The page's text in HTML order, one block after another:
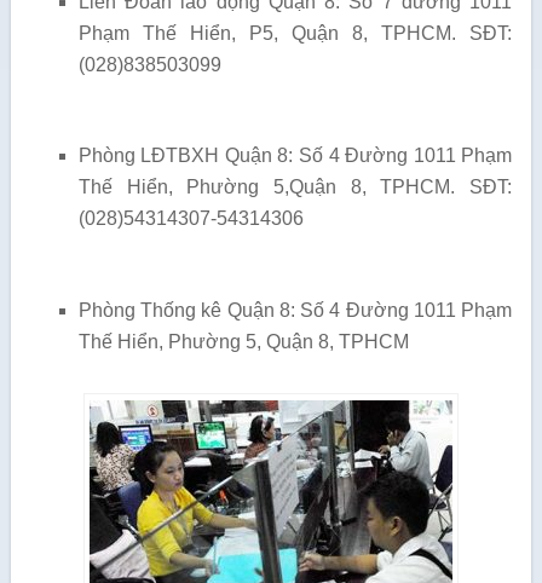
Phạm Thế Hiển, P5, Quận 8, TPHCM. SĐT:
(028)838503099
Phòng LĐTBXH Quận 8: Số 4 Đường 1011 Phạm
Thế Hiển, Phường 5,Quận 8, TPHCM. SĐT:
(028)54314307-54314306
Phòng Thống kê Quận 8: Số 4 Đường 1011 Phạm
Thế Hiển, Phường 5, Quận 8, TPHCM